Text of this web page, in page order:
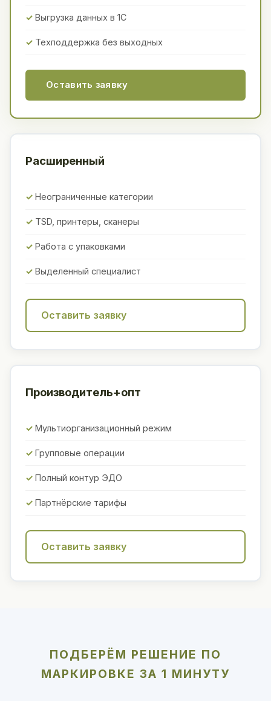
Выгрузка данных в 1С
Техподдержка без выходных
Оставить заявку
Расширенный
Неограниченные категории
TSD, принтеры, сканеры
Работа с упаковками
Выделенный специалист
Оставить заявку
Производитель+опт
Мультиорганизационный режим
Групповые операции
Полный контур ЭДО
Партнёрские тарифы
Оставить заявку
ПОДБЕРЁМ РЕШЕНИЕ ПО
МАРКИРОВКЕ ЗА 1 МИНУТУ